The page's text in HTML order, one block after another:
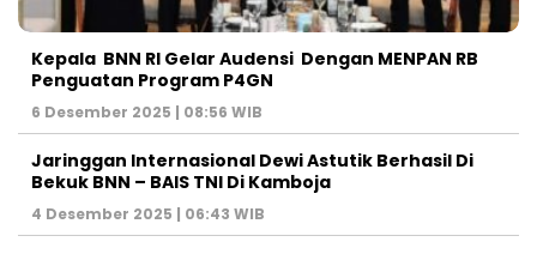
Kepala BNN RI Gelar Audensi Dengan MENPAN RB
Penguatan Program P4GN
6 Desember 2025 | 08:56 WIB
Jaringgan Internasional Dewi Astutik Berhasil Di
Bekuk BNN – BAIS TNI Di Kamboja
4 Desember 2025 | 06:43 WIB